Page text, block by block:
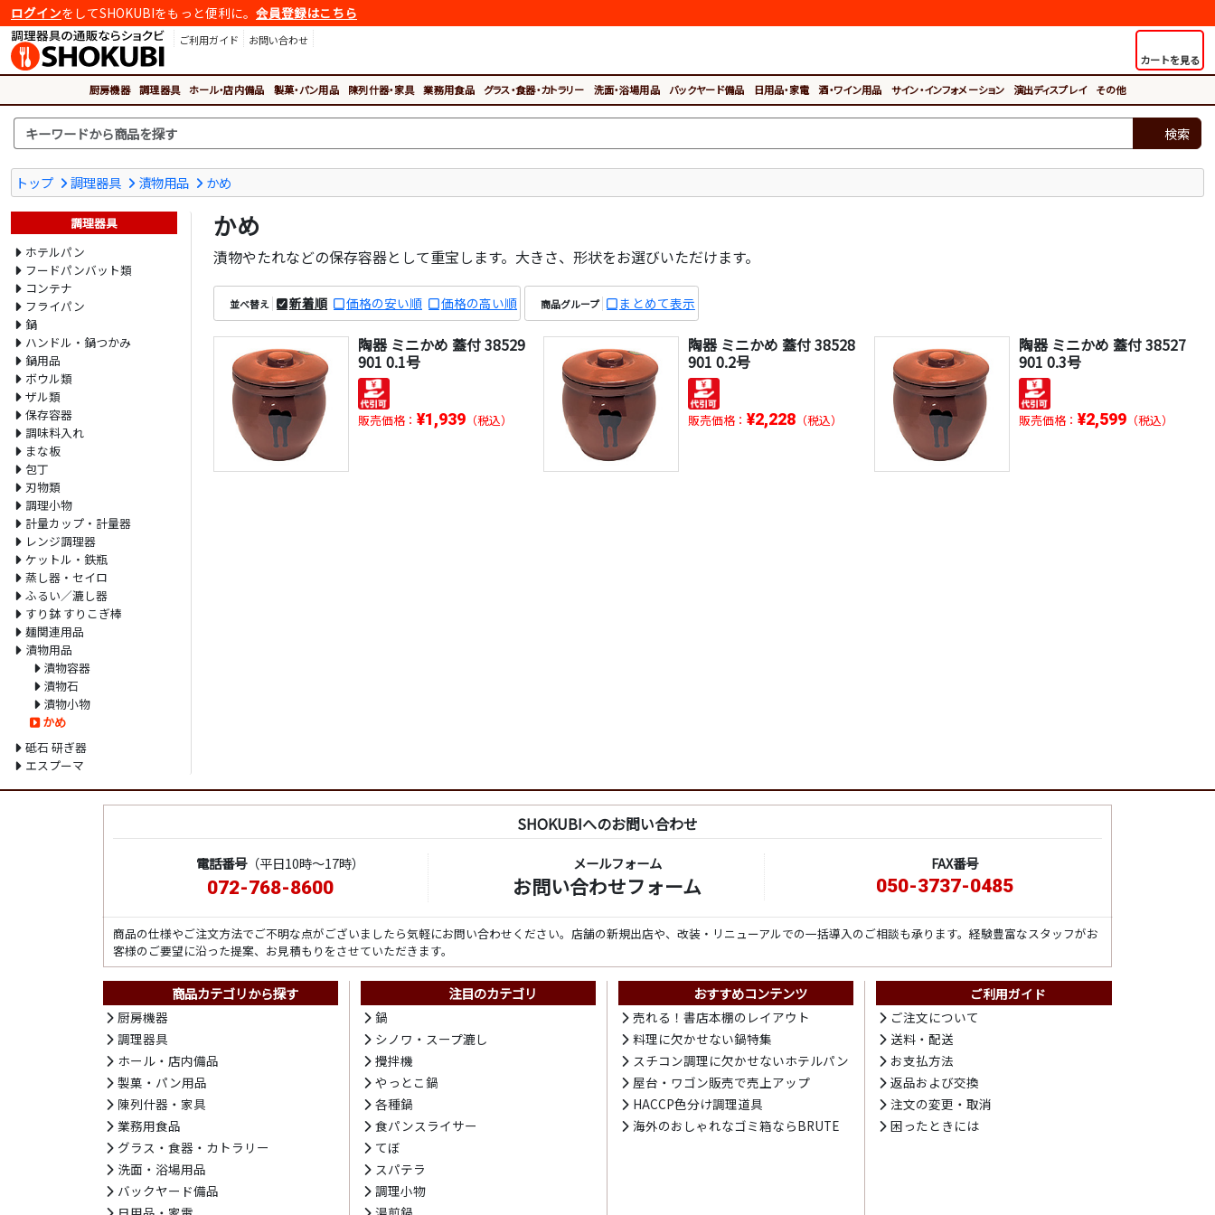
ログインをしてSHOKUBIをもっと便利に。 会員登録はこちら
ご利用ガイド
お問い合わせ
カートを見る
厨房機器 調理器具 ホール・店内備品 製菓・パン用品 陳列什器・家具 業務用食品 グラス・食器・カトラリー 洗面・浴場用品 バックヤード備品 日用品・家電 酒・ワイン用品 サイン・インフォメーション 演出ディスプレイ その他
検索
トップ 調理器具 漬物用品 かめ
かめ
漬物やたれなどの保存容器として重宝します。大きさ、形状をお選びいただけます。
並べ替え 新着順 価格の安い順 価格の高い順 商品グループ まとめて表示
陶器 ミニかめ 蓋付 38529
901 0.1号
販売価格： ¥1,939 （税込）
陶器 ミニかめ 蓋付 38528
901 0.2号
販売価格：¥2,228 （税込）
陶器 ミニかめ 蓋付 38527
901 0.3号
販売価格： ¥2,599（税込）
調理器具
ホテルパン
フードパンバット類
コンテナ
フライパン
鍋
ハンドル・鍋つかみ
鍋用品
ボウル類
ザル類
保存容器
調味料入れ
まな板
包丁
刃物類
調理小物
計量カップ・計量器
レンジ調理器
ケットル・鉄瓶
蒸し器・セイロ
ふるい／漉し器
すり鉢 すりこぎ棒
麺関連用品
漬物用品
漬物容器
漬物石
漬物小物
かめ
砥石 研ぎ器
エスプーマ
SHOKUBIへのお問い合わせ
電話番号（平日10時～17時）
072-768-8600
メールフォーム
お問い合わせフォーム
FAX番号
050-3737-0485
商品の仕様やご注文方法でご不明な点がございましたら気軽にお問い合わせください。店舗の新規出店や、改装・リニューアルでの一括導入のご相談も承ります。経験豊富なスタッフがお
客様のご要望に沿った提案、お見積もりをさせていただきます。
商品カテゴリから探す
厨房機器
調理器具
ホール・店内備品
製菓・パン用品
陳列什器・家具
業務用食品
グラス・食器・カトラリー
洗面・浴場用品
バックヤード備品
注目のカテゴリ
鍋
シノワ・スープ漉し
攪拌機
やっとこ鍋
各種鍋
食パンスライサー
てぼ
スパテラ
調理小物
おすすめコンテンツ
売れる！書店本棚のレイアウト
料理に欠かせない鍋特集
スチコン調理に欠かせないホテルパン
屋台・ワゴン販売で売上アップ
HACCP色分け調理道具
海外のおしゃれなゴミ箱ならBRUTE
ご利用ガイド
ご注文について
送料・配送
お支払方法
返品および交換
注文の変更・取消
困ったときには